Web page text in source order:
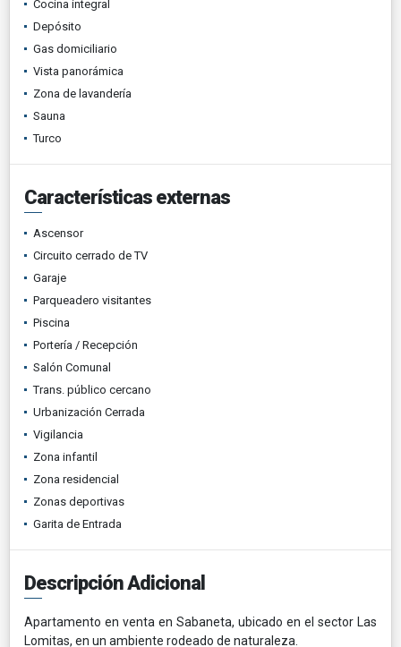
Cocina integral
Depósito
Gas domiciliario
Vista panorámica
Zona de lavandería
Sauna
Turco
Características externas
Ascensor
Circuito cerrado de TV
Garaje
Parqueadero visitantes
Piscina
Portería / Recepción
Salón Comunal
Trans. público cercano
Urbanización Cerrada
Vigilancia
Zona infantil
Zona residencial
Zonas deportivas
Garita de Entrada
Descripción Adicional
Apartamento en venta en Sabaneta, ubicado en el sector Las
Lomitas, en un ambiente rodeado de naturaleza.